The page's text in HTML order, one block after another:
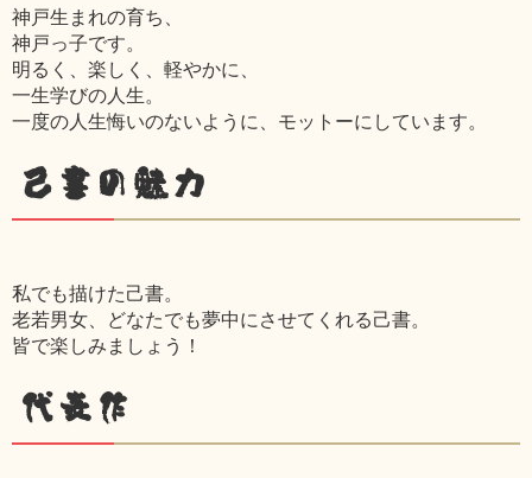
神戸生まれの育ち、
神戸っ子です。
明るく、楽しく、軽やかに、
一生学びの人生。
一度の人生悔いのないように、モットーにしています。
己書の魅力
私でも描けた己書。
老若男女、どなたでも夢中にさせてくれる己書。
皆で楽しみましょう！
代表作